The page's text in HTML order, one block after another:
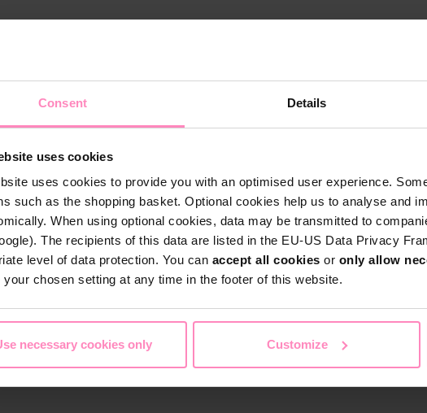
Consent Details
uses cookies
uses cookies to provide you with an optimised user experience.
such as the shopping basket. Optional cookies help us to analyse and
When using optional cookies, data may be transmitted to
The recipients of this data are listed in the EU-US Data Privacy
level of data protection. You can accept all cookies or only allow
your chosen setting at any time in the footer of this website.
necessary cookies only Customize
Shop
Particulieren
Zakelijke klanten
Water voor Thuis
Premium Wood
uitstekend design.